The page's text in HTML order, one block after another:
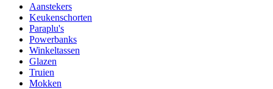
Aanstekers
Keukenschorten
Paraplu's
Powerbanks
Winkeltassen
Glazen
Truien
Mokken